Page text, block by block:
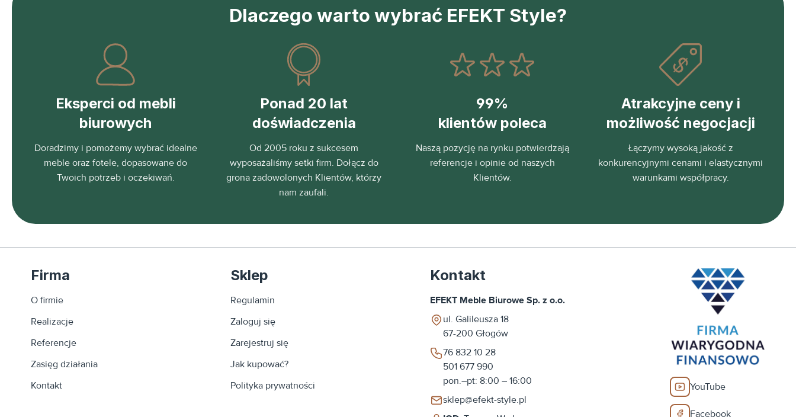
Dlaczego warto wybrać EFEKT Style?
Eksperci od mebli
biurowych
Doradzimy i pomożemy wybrać idealne
meble oraz fotele, dopasowane do
Twoich potrzeb i oczekiwań.
Ponad 20 lat
doświadczenia
Od 2005 roku z sukcesem
wyposażaliśmy setki firm. Dołącz do
grona zadowolonych Klientów, którzy
nam zaufali.
99%
klientów poleca
Naszą pozycję na rynku potwierdzają
referencje i opinie od naszych
Klientów.
Atrakcyjne ceny i
możliwość negocjacji
Łączymy wysoką jakość z
konkurencyjnymi cenami i elastycznymi
warunkami współpracy.
Firma
O firmie
Realizacje
Referencje
Zasięg działania
Kontakt
Sklep
Regulamin
Zaloguj się
Zarejestruj się
Jak kupować?
Polityka prywatności
Kontakt
EFEKT Meble Biurowe Sp. z o.o.
ul. Galileusza 18
67-200 Głogów
76 832 10 28
501 677 990
pon.–pt: 8:00 – 16:00
sklep@efekt-style.pl
YouTube
Facebook